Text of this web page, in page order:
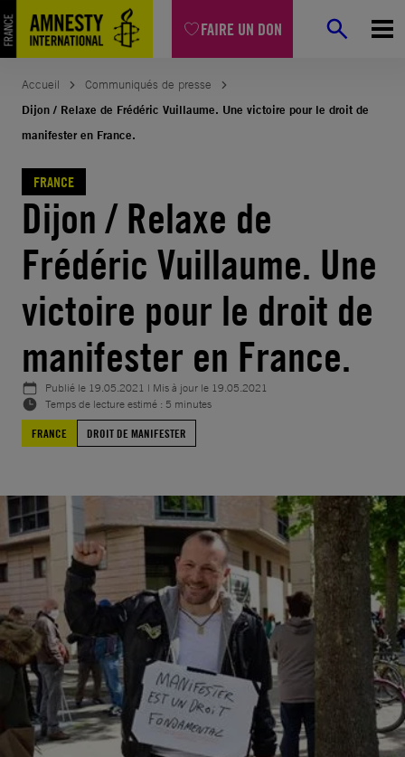
FAIRE UN DON
Aller
au
contenu
Accueil
Communiqués de presse
Dijon / Relaxe de Frédéric Vuillaume. Une victoire pour le droit de
manifester en France.
FRANCE
Dijon / Relaxe de
Frédéric Vuillaume. Une
victoire pour le droit de
manifester en France.
Publié le 19.05.2021 | Mis à jour le 19.05.2021
Temps de lecture estimé : 5 minutes
FRANCE
DROIT DE MANIFESTER